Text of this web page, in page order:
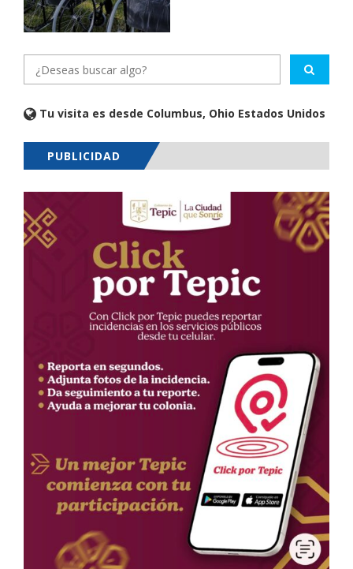
Tu visita es desde Columbus, Ohio Estados Unidos
PUBLICIDAD